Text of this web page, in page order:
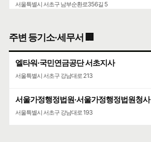
서울특별시 서초구 남부순환로356길 5
서울특별시 서초구 강남대로 193
주변 등기소·세무서 🏢
엘타워·국민연금공단 서초지사
서울특별시 서초구 강남대로 213
서울가정행정법원·서울가정행정법원청사
서울특별시 서초구 강남대로 193